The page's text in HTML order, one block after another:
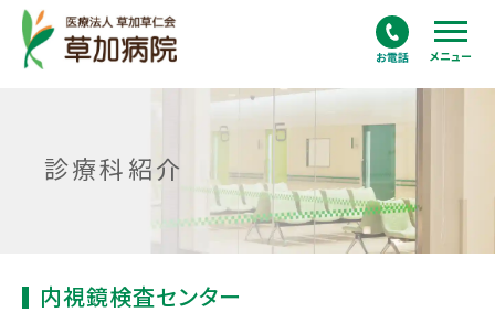
メニュー
診療科紹介
内視鏡検査センター